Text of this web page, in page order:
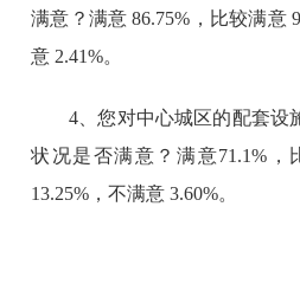
满意？ 满意 86.75%，比较满意
意 2.41%。
4、您对中心城区的配套设
状况是否满意？满意71.1%，
13.25%，不满意 3.60%。